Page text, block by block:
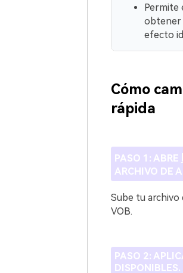
Permite
obtener
efecto
Cómo
rápida
PASO 1: ABRE
ARCHIVO DE
Sube tu archivo
VOB.
PASO 2: